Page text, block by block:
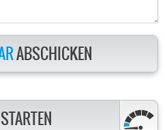
ABSCHICKEN
STARTEN